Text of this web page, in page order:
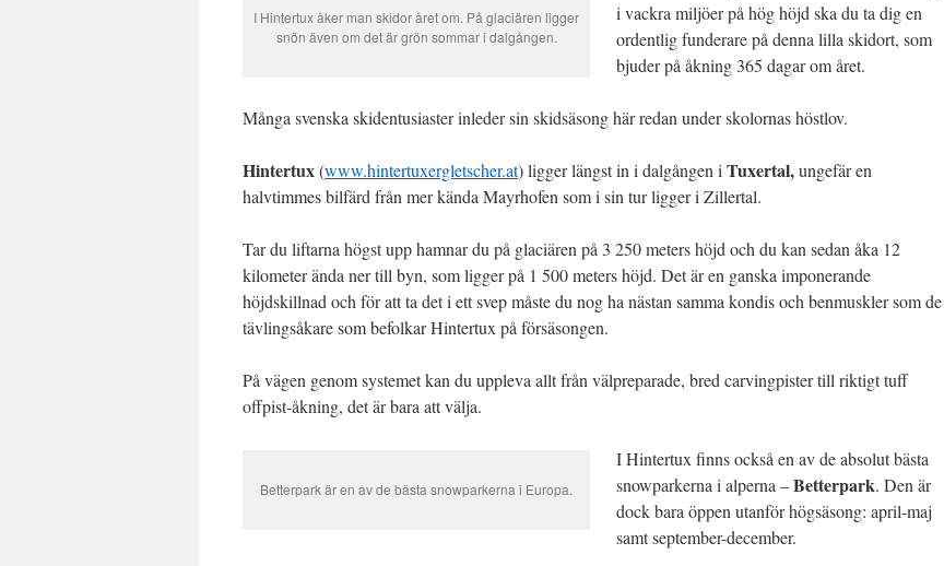
I Hintertux åker man skidor året om. På glaciären ligger
snön även om det är grön sommar i dalgången.
i vackra miljöer på hög höjd ska du ta dig en
ordentlig funderare på denna lilla skidort, som
bjuder på åkning 365 dagar om året.
Många svenska skidentusiaster inleder sin skidsäsong här redan under skolornas höstlov.
Hintertux(www.hintertuxergletscher.at) ligger längst in i dalgången i Tuxertal,ungefär en
halvtimmes bilfärd från mer kända Mayrhofen som i sin tur ligger i Zillertal.
Tar du liftarna högst upp hamnar du på glaciären på 3 250 meters höjd och du kan sedan åka 12
kilometer ända ner till byn, som ligger på 1 500 meters höjd. Det är en ganska imponerande
höjdskillnad och för att ta det i ett svep måste du nog ha nästan samma kondis och benmuskler som de
tävlingsåkare som befolkar Hintertux på försäsongen.
På vägen genom systemet kan du uppleva allt från välpreparade, bred carvingpister till riktigt tuff
offpist-åkning, det är bara att välja.
Betterpark är en av de bästa snowparkerna i Europa.
I Hintertux finns också en av de absolut bästa
snowparkerna i alperna –Betterpark. Den är
dock bara öppen utanför högsäsong: april-maj
samt september-december.